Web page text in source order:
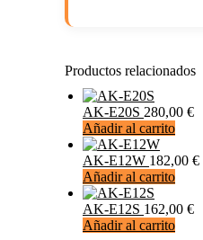
Productos relacionados
AK-E20S 280,00 €
Añadir al carrito
AK-E12W 182,00 €
Añadir al carrito
AK-E12S 162,00 €
Añadir al carrito